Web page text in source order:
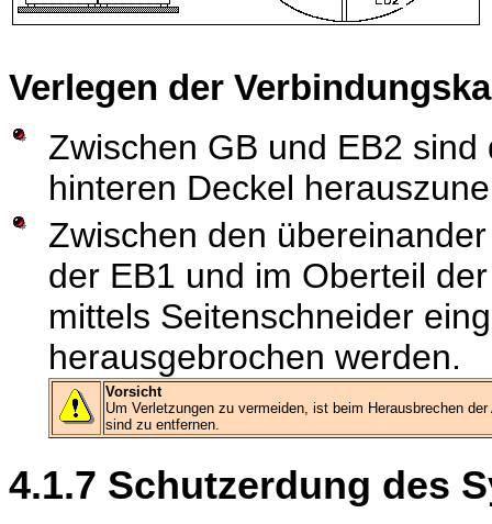
Verlegen der
Zwischen GB und EB2
hinteren Deckel
Zwischen den
der EB1 und im Oberteil
mittels Seitenschneider
herausgebrochen werden.
Vorsicht
Um Verletzungen zu vermeiden, ist beim Herausbrechen
sind zu entfernen.
4.1.7 Schutzerdung des